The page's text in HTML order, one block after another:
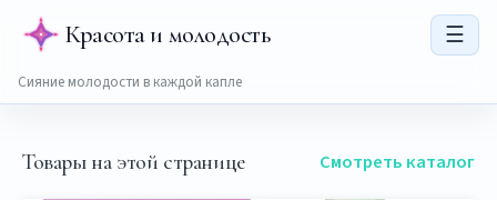
Красота и молодость ☰
Сияние молодости в каждой капле
Товары на этой странице Смотреть каталог